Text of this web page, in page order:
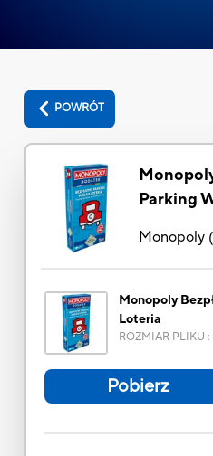
POWRÓT
Parking
Monopoly(
Monopoly
Loteria
ROZMIAR PLIKU :
Pobierz